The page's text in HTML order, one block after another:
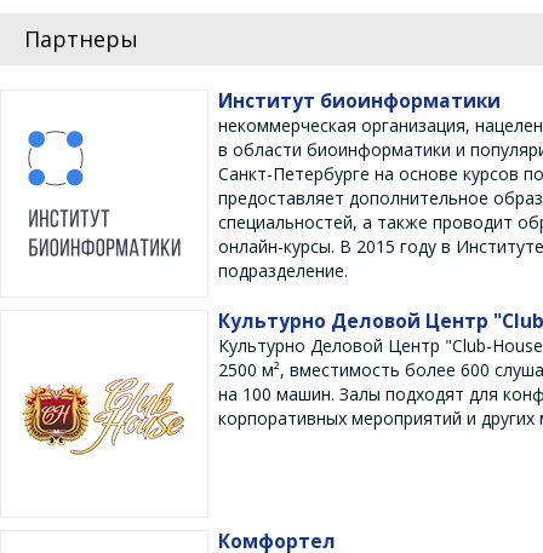
Партнеры
Институт биоинформатики
некоммерческая организация,
в области биоинформатики и
Санкт-Петербурге на основе курсов
предоставляет дополнительное
специальностей, а также проводит
онлайн-курсы. В 2015 году в
подразделение.
Культурно Деловой Центр
Культурно Деловой Центр "Club-
2500 м², вместимость более 600
на 100 машин. Залы подходят для
корпоративных мероприятий и других
Комфортел